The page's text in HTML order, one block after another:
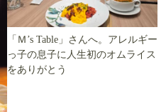
「Ｍ’s Table」さんへ。アレルギー
っ子の息子に人生初のオムライス
をありがとう